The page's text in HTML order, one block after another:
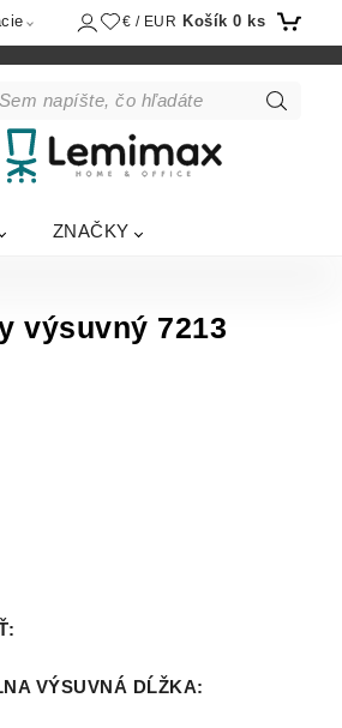
€ / EUR Košík 0 ks
ZNAČKY
výsuvný 7213
:
VÝSUVNÁ DĹŽKA: